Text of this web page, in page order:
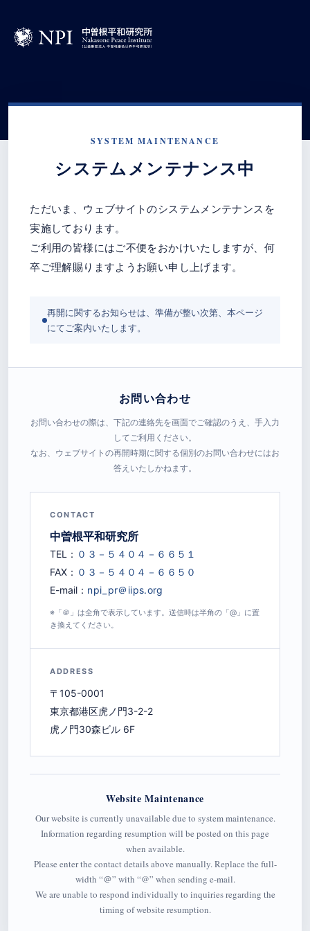
SYSTEM MAINTENANCE
システムメンテナンス中
ただいま、ウェブサイトのシステムメンテナンスを
実施しております。
ご利用の皆様にはご不便をおかけいたしますが、何
卒ご理解賜りますようお願い申し上げます。
再開に関するお知らせは、準備が整い次第、本ページ
にてご案内いたします。
お問い合わせ
お問い合わせの際は、下記の連絡先を画面でご確認のうえ、手入力
してご利用ください。
なお、ウェブサイトの再開時期に関する個別のお問い合わせにはお
答えいたしかねます。
CONTACT
中曽根平和研究所
TEL：
FAX：
E-mail：
※「＠」は全角で表示しています。送信時は半角の「@」に置
き換えてください。
ADDRESS
〒105-0001
東京都港区虎ノ門3-2-2
虎ノ門30森ビル 6F
Website Maintenance
Our website is currently unavailable due to system maintenance.
Information regarding resumption will be posted on this page
when available.
Please enter the contact details above manually. Replace the full-
width “＠” with “@” when sending e-mail.
We are unable to respond individually to inquiries regarding the
timing of website resumption.